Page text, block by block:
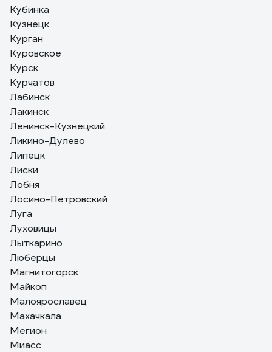
Кубинка
Кузнецк
Курган
Куровское
Курск
Курчатов
Лабинск
Лакинск
Ленинск-Кузнецкий
Ликино-Дулево
Липецк
Лиски
Лобня
Лосино-Петровский
Луга
Луховицы
Лыткарино
Люберцы
Магнитогорск
Майкоп
Малоярославец
Махачкала
Мегион
Миасс